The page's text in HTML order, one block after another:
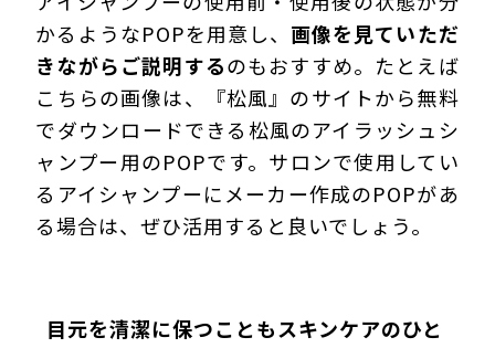
かるようなPOPを用意し、 画像を見ていただ
きながらご説明するのもおすすめ。たとえば
こちらの画像は、『松風』のサイトから無料
でダウンロードできる松風のアイラッシュシ
ャンプー用のPOPです。サロンで使用してい
るアイシャンプーにメーカー作成のPOPがあ
る場合は、ぜひ活用すると良いでしょう。
目元を清潔に保つこともスキンケアのひと